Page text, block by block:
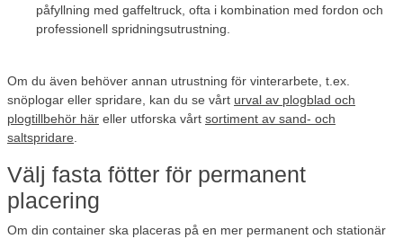
påfyllning med gaffeltruck, ofta i kombination med fordon och
professionell spridningsutrustning.
Om du även behöver annan utrustning för vinterarbete, t.ex.
snöplogar eller spridare, kan du se vårt urval av plogblad och
plogtillbehör här eller utforska vårt sortiment av sand- och
saltspridare
Välj fasta fötter för permanent
placering
Om din container ska placeras på en mer permanent och stationär